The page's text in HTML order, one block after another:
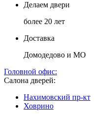
Делаем двери
более 20 лет
Доставка
Домодедово и МО
Головной офис:
Салона дверей:
Нахимовский пр-кт
Ховрино